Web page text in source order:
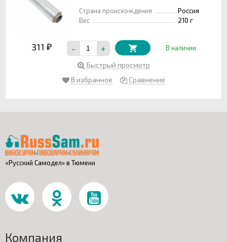
Страна происхождения
Россия
Вес
210 г
311 ₽ - + В наличии
Быстрый просмотр
В избранное
Сравнение
«Русский Самодел» в Тюмени
Компания